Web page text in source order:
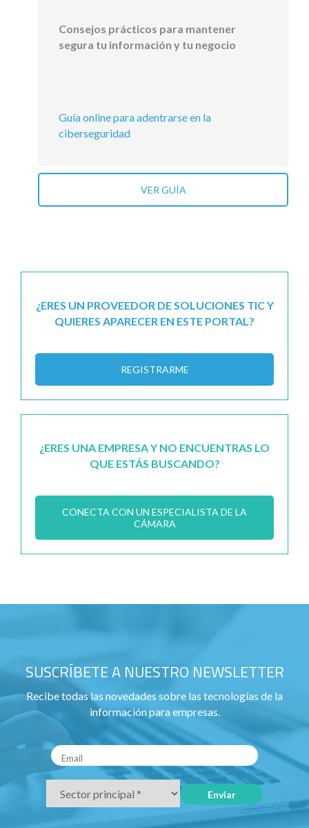
Consejos prácticos para mantener
segura tu información y tu negocio
Guía online para adentrarse en la
ciberseguridad
VER GUÍA
¿ERES UN PROVEEDOR DE SOLUCIONES TIC Y
QUIERES APARECER EN ESTE PORTAL?
REGISTRARME
¿ERES UNA EMPRESA Y NO ENCUENTRAS LO
QUE ESTÁS BUSCANDO?
CONECTA CON UN ESPECIALISTA DE LA
CÁMARA
SUSCRÍBETE A NUESTRO NEWSLETTER
Recibe todas las novedades sobre las tecnologías de la
información para empresas.